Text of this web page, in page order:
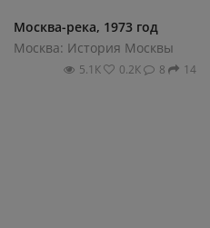
Москва-река, 1973 год
Москва: История Москвы
5.1К 0.2К 8 14